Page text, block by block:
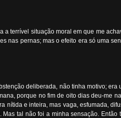
terrível situação moral em que me
nas pernas; mas o efeito era só uma
deliberada, não tinha motivo;
porque no fim de oito dias deu-me
e inteira, mas vaga, esfumada,
tal não foi a minha sensação.